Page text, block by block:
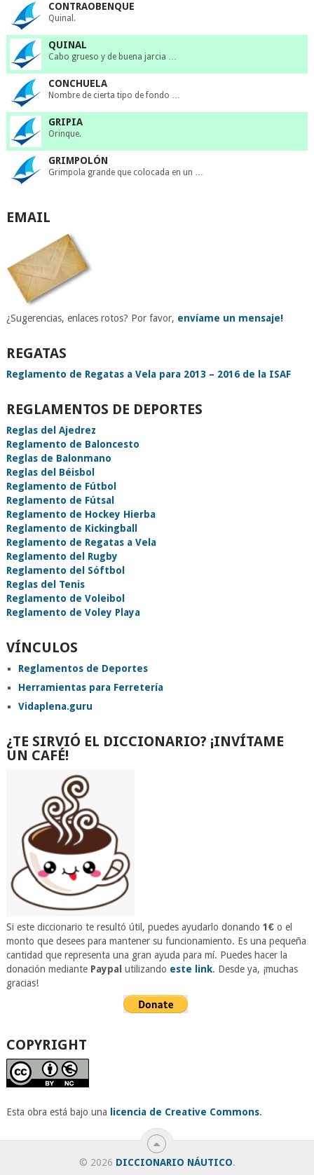
CONTRAOBENQUE
Quinal.
QUINAL
Cabo grueso y de buena jarcia …
CONCHUELA
Nombre de cierta tipo de fondo …
GRIPIA
Orinque.
GRIMPOLÓN
Grimpola grande que colocada en un …
EMAIL
¿Sugerencias, enlaces rotos? Por favor, envíame un mensaje!
REGATAS
Reglamento de Regatas a Vela para 2013 – 2016 de la ISAF
REGLAMENTOS DE DEPORTES
Reglas del Ajedrez
Reglamento de Baloncesto
Reglas de Balonmano
Reglas del Béisbol
Reglamento de Fútbol
Reglamento de Fútsal
Reglamento de Hockey Hierba
Reglamento de Kickingball
Reglamento de Regatas a Vela
Reglamento del Rugby
Reglamento del Sóftbol
Reglas del Tenis
Reglamento de Voleibol
Reglamento de Voley Playa
VÍNCULOS
Reglamentos de Deportes
Herramientas para Ferretería
Vidaplena.guru
¿TE SIRVIÓ EL DICCIONARIO? ¡INVÍTAME
UN CAFÉ!
Si este diccionario te resultó útil, puedes ayudarlo donando 1€o el
monto que desees para mantener su funcionamiento. Es una pequeña
cantidad que representa una gran ayuda para mí. Puedes hacer la
donación mediante Paypal utilizando este link. Desde ya, ¡muchas
gracias!
COPYRIGHT
Esta obra está bajo una licencia de Creative Commons.
© 2026 DICCIONARIO NÁUTICO.